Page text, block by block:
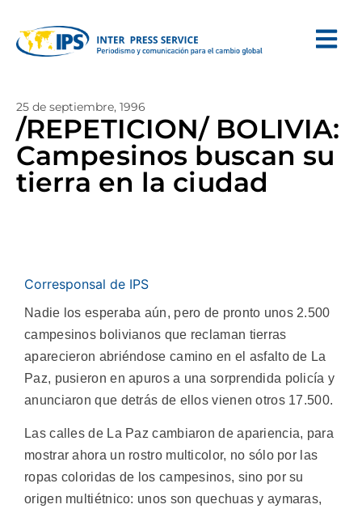
25 de septiembre, 1996
/REPETICION/ BOLIVIA:
Campesinos buscan su
tierra en la ciudad
Corresponsal de IPS
Nadie los esperaba aún, pero de pronto unos 2.500
campesinos bolivianos que reclaman tierras
aparecieron abriéndose camino en el asfalto de La
Paz, pusieron en apuros a una sorprendida policía y
anunciaron que detrás de ellos vienen otros 17.500.
Las calles de La Paz cambiaron de apariencia, para
mostrar ahora un rostro multicolor, no sólo por las
ropas coloridas de los campesinos, sino por su
origen multiétnico: unos son quechuas y aymaras,